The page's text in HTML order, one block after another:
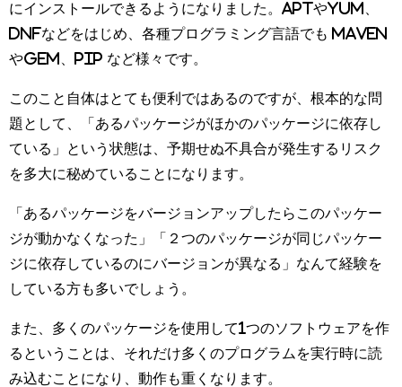
にインストールできるようになりました。aptやyum、
dnfなどをはじめ、各種プログラミング言語でも maven
やgem、pip など様々です。
このこと自体はとても便利ではあるのですが、根本的な問
題として、「あるパッケージがほかのパッケージに依存し
ている」という状態は、予期せぬ不具合が発生するリスク
を多大に秘めていることになります。
「あるパッケージをバージョンアップしたらこのパッケー
ジが動かなくなった」「２つのパッケージが同じパッケー
ジに依存しているのにバージョンが異なる」なんて経験を
している方も多いでしょう。
また、多くのパッケージを使用して1つのソフトウェアを作
るということは、それだけ多くのプログラムを実行時に読
み込むことになり、動作も重くなります。